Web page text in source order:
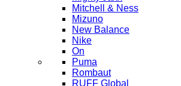
Mitchell & Ness
Mizuno
New Balance
Nike
On
Puma
Rombaut
RUFF Global